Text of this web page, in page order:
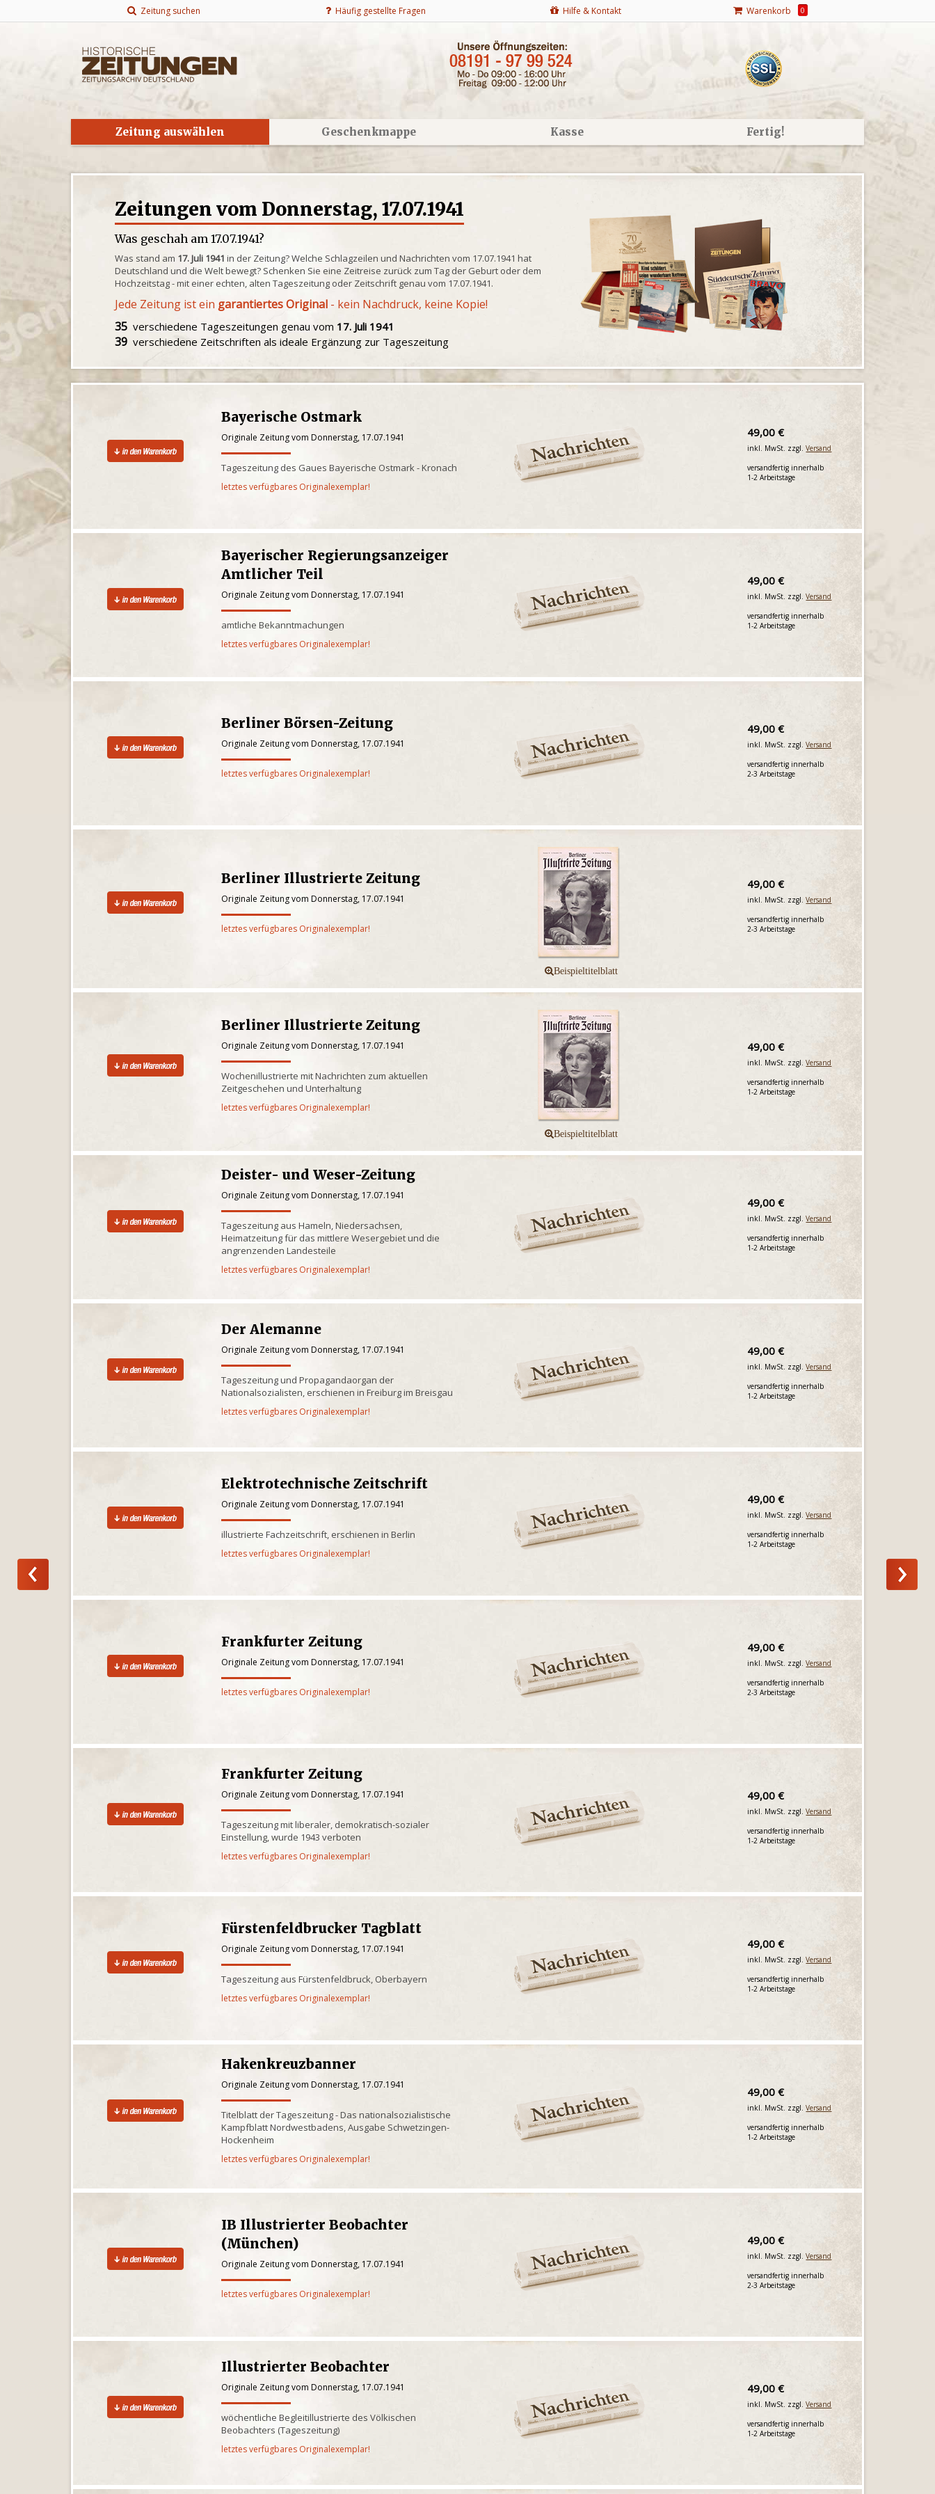
Zeitung suchen Häufig gestellte Fragen Hilfe & Kontakt Warenkorb 0
Zeitung auswählen Geschenkmappe Kasse Fertig!
Zeitungen vom Donnerstag, 17.07.1941
Was geschah am 17.07.1941?
Was stand am 17. Juli 1941 in der Zeitung? Welche Schlagzeilen und Nachrichten vom 17.07.1941 hat
Deutschland und die Welt bewegt? Schenken Sie eine Zeitreise zurück zum Tag der Geburt oder dem
Hochzeitstag - mit einer echten, alten Tageszeitung oder Zeitschrift genau vom 17.07.1941.
Jede Zeitung ist ein garantiertes Original - kein Nachdruck, keine Kopie!
35 verschiedene Tageszeitungen genau vom 17. Juli 1941
39 verschiedene Zeitschriften als ideale Ergänzung zur Tageszeitung
Bayerische Ostmark
Originale Zeitung vom Donnerstag, 17.07.1941
Tageszeitung des Gaues Bayerische Ostmark - Kronach
letztes verfügbares Originalexemplar!
49,00 €
inkl. MwSt. zzgl.Versand
versandfertig innerhalb
1-2 Arbeitstage
Bayerischer Regierungsanzeiger
Amtlicher Teil
Originale Zeitung vom Donnerstag, 17.07.1941
amtliche Bekanntmachungen
letztes verfügbares Originalexemplar!
49,00 €
inkl. MwSt. zzgl.Versand
versandfertig innerhalb
1-2 Arbeitstage
Berliner Börsen-Zeitung
Originale Zeitung vom Donnerstag, 17.07.1941
letztes verfügbares Originalexemplar!
49,00 €
inkl. MwSt. zzgl.Versand
versandfertig innerhalb
2-3 Arbeitstage
Berliner Illustrierte Zeitung
Originale Zeitung vom Donnerstag, 17.07.1941
letztes verfügbares Originalexemplar!
49,00 €
inkl. MwSt. zzgl.Versand
versandfertig innerhalb
2-3 Arbeitstage
Berliner Illustrierte Zeitung
Originale Zeitung vom Donnerstag, 17.07.1941
Wochenillustrierte mit Nachrichten zum aktuellen
Zeitgeschehen und Unterhaltung
letztes verfügbares Originalexemplar!
49,00 €
inkl. MwSt. zzgl.Versand
versandfertig innerhalb
1-2 Arbeitstage
Deister- und Weser-Zeitung
Originale Zeitung vom Donnerstag, 17.07.1941
Tageszeitung aus Hameln, Niedersachsen,
Heimatzeitung für das mittlere Wesergebiet und die
angrenzenden Landesteile
letztes verfügbares Originalexemplar!
49,00 €
inkl. MwSt. zzgl.Versand
versandfertig innerhalb
1-2 Arbeitstage
Der Alemanne
Originale Zeitung vom Donnerstag, 17.07.1941
Tageszeitung und Propagandaorgan der
Nationalsozialisten, erschienen in Freiburg im Breisgau
letztes verfügbares Originalexemplar!
49,00 €
inkl. MwSt. zzgl.Versand
versandfertig innerhalb
1-2 Arbeitstage
Elektrotechnische Zeitschrift
Originale Zeitung vom Donnerstag, 17.07.1941
illustrierte Fachzeitschrift, erschienen in Berlin
letztes verfügbares Originalexemplar!
49,00 €
inkl. MwSt. zzgl.Versand
versandfertig innerhalb
1-2 Arbeitstage
Frankfurter Zeitung
Originale Zeitung vom Donnerstag, 17.07.1941
letztes verfügbares Originalexemplar!
49,00 €
inkl. MwSt. zzgl.Versand
versandfertig innerhalb
2-3 Arbeitstage
Frankfurter Zeitung
Originale Zeitung vom Donnerstag, 17.07.1941
Tageszeitung mit liberaler, demokratisch-sozialer
Einstellung, wurde 1943 verboten
letztes verfügbares Originalexemplar!
49,00 €
inkl. MwSt. zzgl.Versand
versandfertig innerhalb
1-2 Arbeitstage
Fürstenfeldbrucker Tagblatt
Originale Zeitung vom Donnerstag, 17.07.1941
Tageszeitung aus Fürstenfeldbruck, Oberbayern
letztes verfügbares Originalexemplar!
49,00 €
inkl. MwSt. zzgl.Versand
versandfertig innerhalb
1-2 Arbeitstage
Hakenkreuzbanner
Originale Zeitung vom Donnerstag, 17.07.1941
Titelblatt der Tageszeitung - Das nationalsozialistische
Kampfblatt Nordwestbadens, Ausgabe Schwetzingen-
Hockenheim
letztes verfügbares Originalexemplar!
49,00 €
inkl. MwSt. zzgl.Versand
versandfertig innerhalb
1-2 Arbeitstage
IB Illustrierter Beobachter
(München)
Originale Zeitung vom Donnerstag, 17.07.1941
letztes verfügbares Originalexemplar!
49,00 €
inkl. MwSt. zzgl.Versand
versandfertig innerhalb
2-3 Arbeitstage
Illustrierter Beobachter
Originale Zeitung vom Donnerstag, 17.07.1941
wöchentliche Begleitillustrierte des Völkischen
Beobachters (Tageszeitung)
letztes verfügbares Originalexemplar!
49,00 €
inkl. MwSt. zzgl.Versand
versandfertig innerhalb
1-2 Arbeitstage